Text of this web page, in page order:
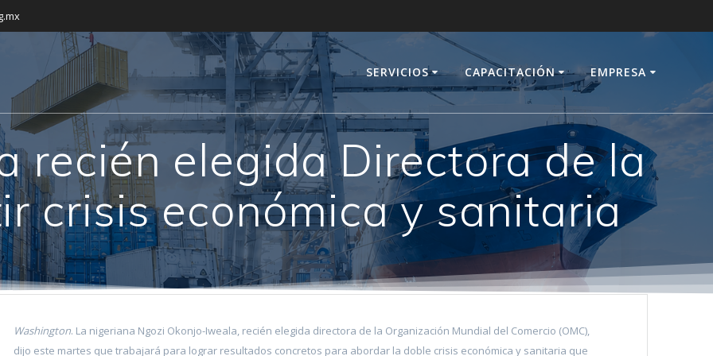
SERVICIOS CAPACITACIÓN EMPRESA
recién elegida Directora de la
crisis económica y sanitaria
Washington. La nigeriana Ngozi Okonjo-Iweala, recién elegida directora de la Organización Mundial del Comercio (OMC),
dijo este martes que trabajará para lograr resultados concretos para abordar la doble crisis económica y sanitaria que